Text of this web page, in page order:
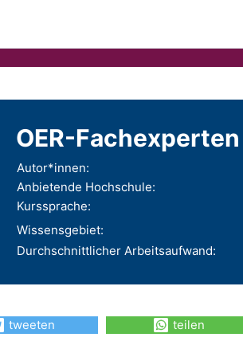
OER-Fachexperten
Autor*innen:
Anbietende Hochschule:
Kurssprache:
Wissensgebiet:
Durchschnittlicher Arbeitsaufwand:
tweeten teilen